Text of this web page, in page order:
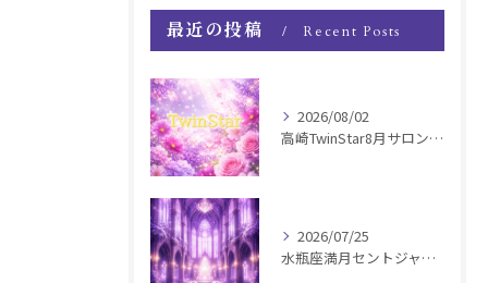
最近の投稿 Recent Posts
2026/08/02
高崎TwinStar8月サロンお知らせ
2026/07/25
水瓶座満月セントジャーメインGSVF遠隔お知らせ